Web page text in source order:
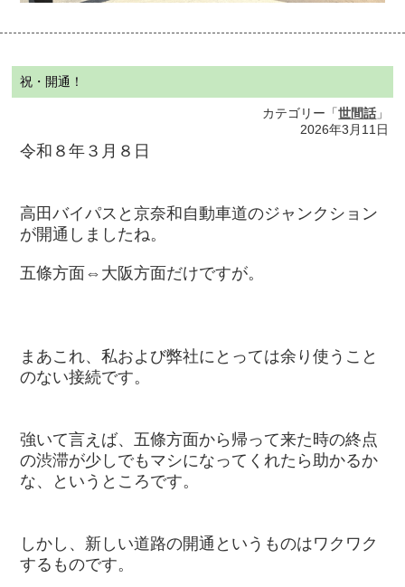
祝・開通！
カテゴリー「世間話 」
2026年3月11日
令和８年３月８日
高田バイパスと京奈和自動車道のジャンクション
が開通しましたね。
五條方面⇔大阪方面だけですが。
まあこれ、私および弊社にとっては余り使うこと
のない接続です。
強いて言えば、五條方面から帰って来た時の終点
の渋滞が少しでもマシになってくれたら助かるか
な、というところです。
しかし、新しい道路の開通というものはワクワク
するものです。